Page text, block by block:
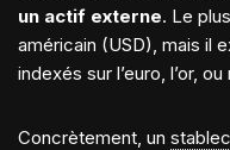
un actif externe. Le
américain (USD), mais il
indexés sur l’euro, l’or,
Concrètement, un